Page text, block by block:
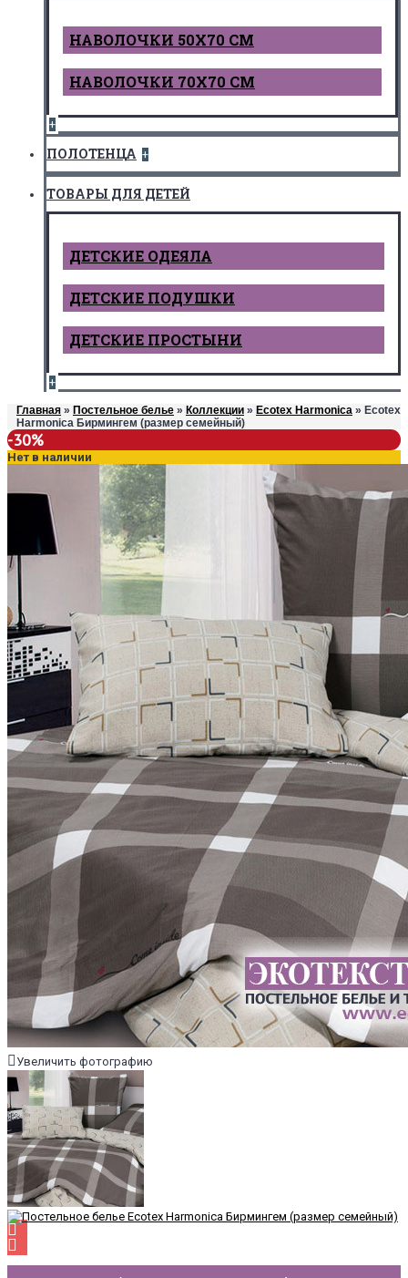
НАВОЛОЧКИ 50Х70 СМ
НАВОЛОЧКИ 70Х70 СМ
+
ПОЛОТЕНЦА +
ТОВАРЫ ДЛЯ ДЕТЕЙ
ДЕТCКИЕ ОДЕЯЛА
ДЕТСКИЕ ПОДУШКИ
ДЕТСКИЕ ПРОСТЫНИ
+
Главная » Постельное белье » Коллекции » Ecotex Harmonica » Ecotex
Harmonica Бирмингем (размер семейный)
-30%
Нет в наличии
Увеличить фотографию